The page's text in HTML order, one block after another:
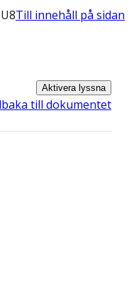
Till innehåll på sidan
Aktivera lyssna
till dokumentet